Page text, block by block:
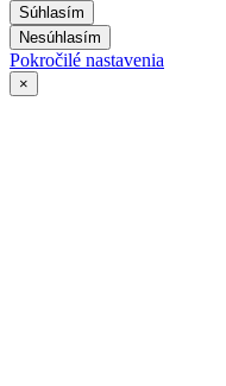
Súhlasím
Nesúhlasím
Pokročilé nastavenia
×